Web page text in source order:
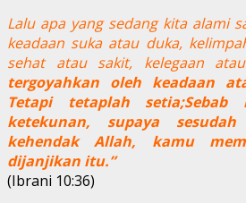
Lalu apa yang sedang kita alami
keadaan suka atau duka,
sehat atau sakit, kelegaan atau
tergoyahkan oleh keadaan
Tetapi tetaplah setia;Sebab
ketekunan, supaya
kehendak Allah, kamu
dijanjikan itu.”
(Ibrani 10:36)